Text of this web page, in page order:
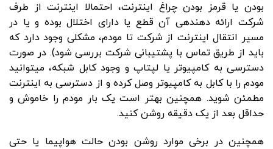
بودن یا قرمز بودن چراغ اینترنت، احتمالا اینترنت از طرف
شرکت ارائه دهنده­ی آن قطع یا دارای اختلال بوده و یا در
مسیر انتقال اینترنت از شرکت تا مودم، مشکلی وجود دارد که
باید از طریق تماس با پشتیبانی شرکت بررسی شود). در صورت
دسترسی به کامپیوتر یا لپتاپ و وجود کابل شبکه، می­توانید
مودم را با کابل به کامپیوتر وصل کرده و از دسترسی به اینترنت
مطمئن شوید. همچنین بهتر است یک بار مودم را خاموش و
حداقل بعد از یک دقیقه روشن کنید.
همچنین در برخی موارد روشن بودن حالت هواپیما یا حتی